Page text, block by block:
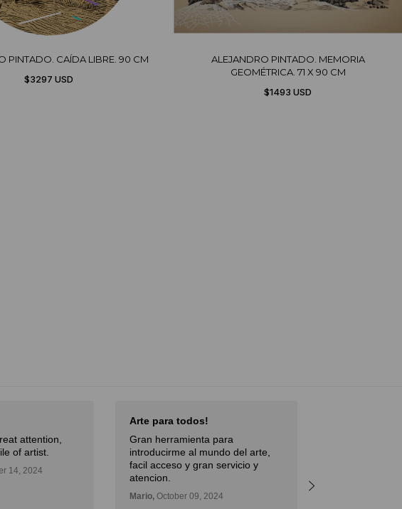
PINTADO. CAÍDA LIBRE. 90 CM
$3297 USD
ALEJANDRO PINTADO. MEMORIA
GEOMÉTRICA. 71 X 90 CM
$1493 USD
attention,
of artist.
14, 2024
Arte para todos!
Gran herramienta para
introducirme al mundo del arte,
facil acceso y gran servicio y
atencion.
Mario, October 09, 2024